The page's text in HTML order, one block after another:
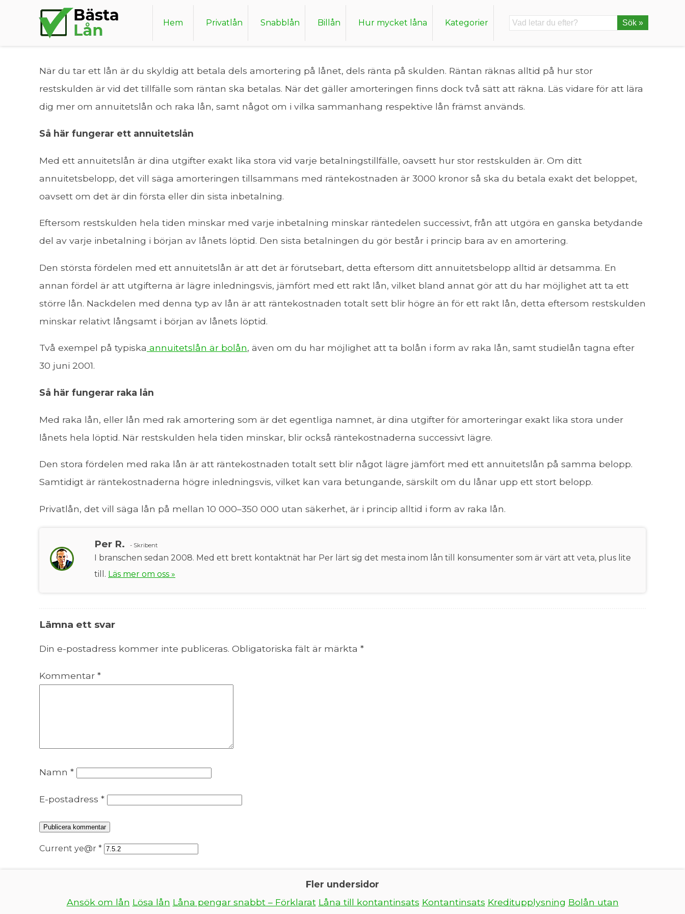
Sök »
Hem Privatlån Snabblån Billån Hur mycket låna Kategorier
Vad är skillnaden på annuitetslån & raka lån?
När du tar ett lån är du skyldig att betala dels amortering på lånet, dels ränta på skulden. Räntan räknas alltid på hur stor
restskulden är vid det tillfälle som räntan ska betalas. När det gäller amorteringen finns dock två sätt att räkna. Läs vidare för att lära
dig mer om annuitetslån och raka lån, samt något om i vilka sammanhang respektive lån främst används.
Så här fungerar ett annuitetslån
Med ett annuitetslån är dina utgifter exakt lika stora vid varje betalningstillfälle, oavsett hur stor restskulden är. Om ditt
annuitetsbelopp, det vill säga amorteringen tillsammans med räntekostnaden är 3000 kronor så ska du betala exakt det beloppet,
oavsett om det är din första eller din sista inbetalning.
Eftersom restskulden hela tiden minskar med varje inbetalning minskar räntedelen successivt, från att utgöra en ganska betydande
del av varje inbetalning i början av lånets löptid. Den sista betalningen du gör består i princip bara av en amortering.
Den största fördelen med ett annuitetslån är att det är förutsebart, detta eftersom ditt annuitetsbelopp alltid är detsamma. En
annan fördel är att utgifterna är lägre inledningsvis, jämfört med ett rakt lån, vilket bland annat gör att du har möjlighet att ta ett
större lån. Nackdelen med denna typ av lån är att räntekostnaden totalt sett blir högre än för ett rakt lån, detta eftersom restskulden
minskar relativt långsamt i början av lånets löptid.
Två exempel på typiska annuitetslån är bolån, även om du har möjlighet att ta bolån i form av raka lån, samt studielån tagna efter
30 juni 2001.
Så här fungerar raka lån
Med raka lån, eller lån med rak amortering som är det egentliga namnet, är dina utgifter för amorteringar exakt lika stora under
lånets hela löptid. När restskulden hela tiden minskar, blir också räntekostnaderna successivt lägre.
Den stora fördelen med raka lån är att räntekostnaden totalt sett blir något lägre jämfört med ett annuitetslån på samma belopp.
Samtidigt är räntekostnaderna högre inledningsvis, vilket kan vara betungande, särskilt om du lånar upp ett stort belopp.
Privatlån, det vill säga lån på mellan 10 000–350 000 utan säkerhet, är i princip alltid i form av raka lån.
Per R. - Skribent
I branschen sedan 2008. Med ett brett kontaktnät har Per lärt sig det mesta inom lån till konsumenter som är värt att veta, plus lite
till. Läs mer om oss »
Lämna ett svar
Din e-postadress kommer inte publiceras. Obligatoriska fält är märkta *
Kommentar *
Namn *
E-postadress *
Current ye@r *
Fler undersidor
Ansök om lån Lösa lån Låna pengar snabbt – Förklarat Låna till kontantinsats Kontantinsats Kreditupplysning Bolån utan